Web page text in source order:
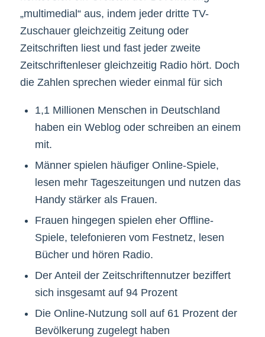
„multimedial“ aus, indem jeder dritte TV-
Zuschauer gleichzeitig Zeitung oder
Zeitschriften liest und fast jeder zweite
Zeitschriftenleser gleichzeitig Radio hört. Doch
die Zahlen sprechen wieder einmal für sich
1,1 Millionen Menschen in Deutschland
haben ein Weblog oder schreiben an einem
mit.
Männer spielen häufiger Online-Spiele,
lesen mehr Tageszeitungen und nutzen das
Handy stärker als Frauen.
Frauen hingegen spielen eher Offline-
Spiele, telefonieren vom Festnetz, lesen
Bücher und hören Radio.
Der Anteil der Zeitschriftennutzer beziffert
sich insgesamt auf 94 Prozent
Die Online-Nutzung soll auf 61 Prozent der
Bevölkerung zugelegt haben